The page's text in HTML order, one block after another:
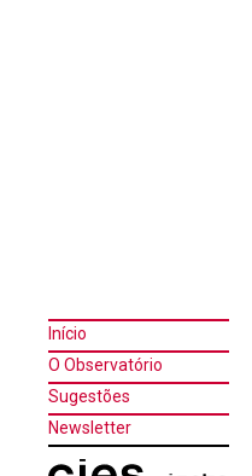
Início
O Observatório
Sugestões
Newsletter